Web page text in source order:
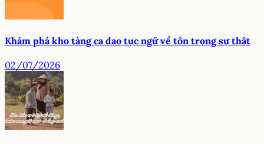
Khám phá kho tàng ca dao tục ngữ về tôn trọng sự thật
02/07/2026